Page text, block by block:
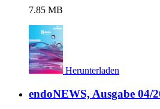
7.85 MB
Herunterladen
endoNEWS, Ausgabe 04/